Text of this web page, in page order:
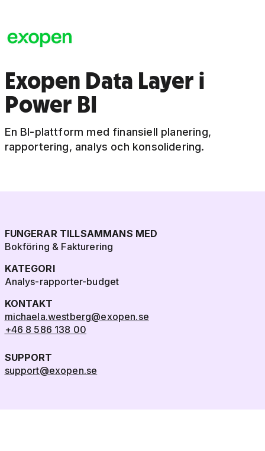
Exopen Data Layer i
Power BI
En BI-plattform med finansiell planering,
rapportering, analys och konsolidering.
FUNGERAR TILLSAMMANS MED
Bokföring & Fakturering
KATEGORI
Analys-rapporter-budget
KONTAKT
michaela.westberg@exopen.se
+46 8 586 138 00
SUPPORT
support@exopen.se